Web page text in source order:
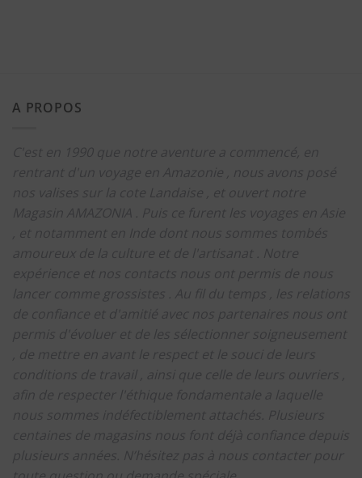
A PROPOS